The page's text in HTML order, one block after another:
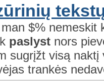
$% nemeskit
paslyst nors
sugrįžt visą
trankės